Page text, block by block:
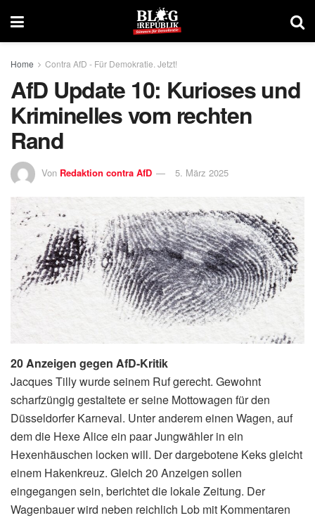
Home Contra AfD - Für Demokratie. Jetzt!
AfD Update 10: Kurioses und
Kriminelles vom rechten
Rand
Von Redaktion contra AfD 5. März 2025
20 Anzeigen gegen AfD-Kritik
Jacques Tilly wurde seinem Ruf gerecht. Gewohnt
scharfzüngig gestaltete er seine Mottowagen für den
Düsseldorfer Karneval. Unter anderem einen Wagen, auf
dem die Hexe Alice ein paar Jungwähler in ein
Hexenhäuschen locken will. Der dargebotene Keks gleicht
einem Hakenkreuz. Gleich 20 Anzeigen sollen
eingegangen sein, berichtet die lokale Zeitung. Der
Wagenbauer wird neben reichlich Lob mit Kommentaren